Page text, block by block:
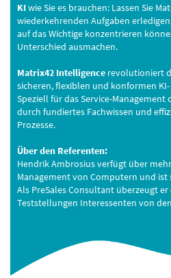
KIwie Sie es brauchen: Lassen Sie
wiederkehrenden Aufgaben
auf das Wichtige konzentrieren
Unterschied ausmachen.
Matrix42 Intelligencerevolutioniert
sicheren, flexiblen und konformen
Speziell für das Service-
durch fundiertes Fachwissen und
Prozesse.
Über den Referenten:
Hendrik Ambrosius verfügt über
Management von Computern und ist
Als PreSales Consultant überzeugt
Teststellungen Interessenten von